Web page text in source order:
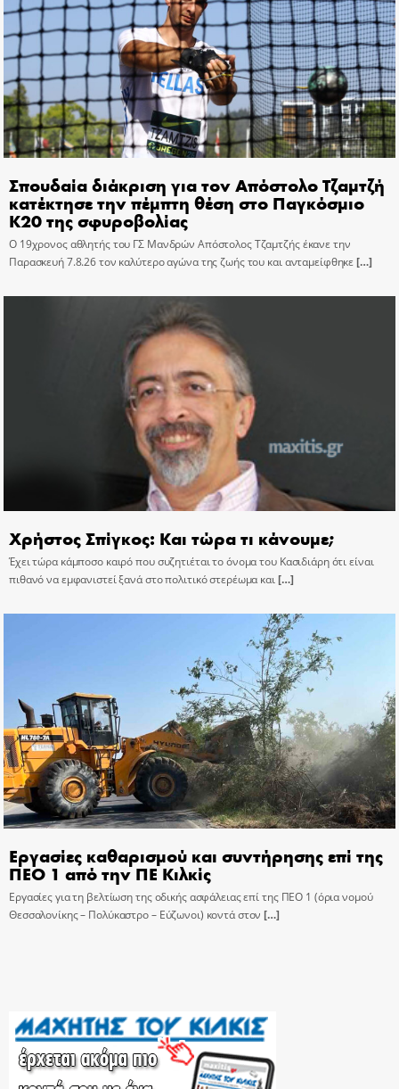
Σπουδαία διάκριση για τον Απόστολο Τζαμτζή
κατέκτησε την πέμπτη θέση στο Παγκόσμιο
Κ20 της σφυροβολίας
Ο 19χρονος αθλητής του ΓΣ Μανδρών Απόστολος Τζαμτζής έκανε την
Παρασκευή 7.8.26 τον καλύτερο αγώνα της ζωής του και ανταμείφθηκε[…]
Χρήστος Σπίγκος: Και τώρα τι κάνουμε;
Έχει τώρα κάμποσο καιρό που συζητιέται το όνομα του Κασιδιάρη ότι είναι
πιθανό να εμφανιστεί ξανά στο πολιτικό στερέωμα και[…]
Εργασίες καθαρισμού και συντήρησης επί της
ΠΕΟ 1 από την ΠΕ Κιλκίς
Εργασίες για τη βελτίωση της οδικής ασφάλειας επί της ΠΕΟ 1 (όρια νομού
Θεσσαλονίκης – Πολύκαστρο – Εύζωνοι) κοντά στον […]